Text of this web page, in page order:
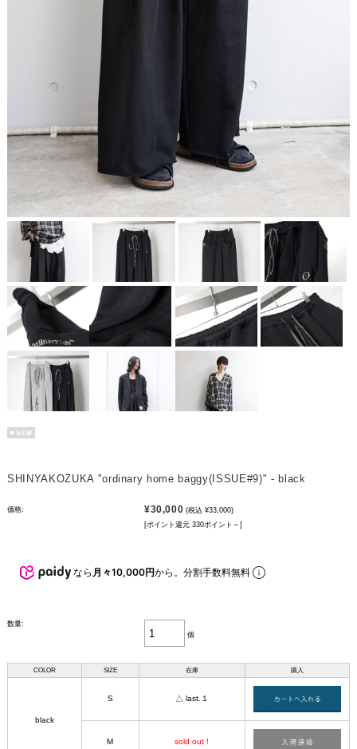
SHINYAKOZUKA "ordinary home baggy(ISSUE#9)" - black
価格: ¥30,000 (税込 ¥33,000)
[ポイント還元 330ポイント～]
なら 月々10,000円から。分割手数料無料
数量:
個
COLOR SIZE 在庫 購入
black
S △ last.１
M sold out !